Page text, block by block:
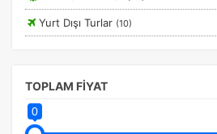
Yurt Dışı Turlar (10)
TOPLAM FİYAT
0